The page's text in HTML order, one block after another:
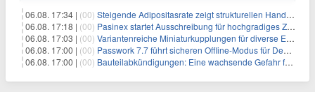
06.08. 17:34 | (00) Steigende Adipositasrate zeigt strukturellen Handlungsbedarf bei der Ernährung schulpflichtiger Kinder
06.08. 17:18 | (00) Pasinex startet Ausschreibung für hochgradiges Zinksulfidkonzentrat mit Germanium- und Silbergehalten und stellt ein Betriebsupdate bereit
06.08. 17:03 | (00) Variantenreiche Miniaturkupplungen für diverse Einsatzbereiche
06.08. 17:00 | (00) Passwork 7.7 führt sicheren Offline-Modus für Desktop- und Mobile-Apps ein
06.08. 17:00 | (00) Bauteilabkündigungen: Eine wachsende Gefahr für industrielle Elektroniksysteme